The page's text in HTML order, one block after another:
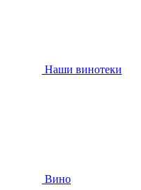
Наши винотеки
Вино